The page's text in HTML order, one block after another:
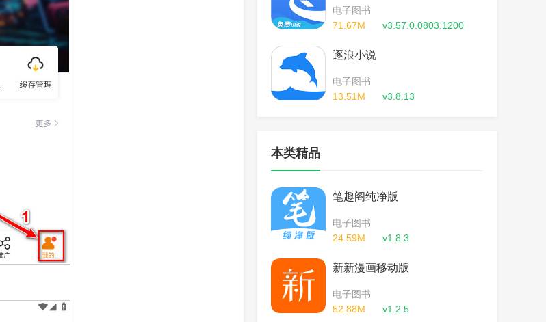
电子图书
71.67M
v3.57.0.0803.1200
逐浪小说
电子图书
13.51M
v3.8.13
本类精品
笔趣阁纯净版
电子图书
24.59M
v1.8.3
新新漫画移动版
电子图书
52.88M
v1.2.5